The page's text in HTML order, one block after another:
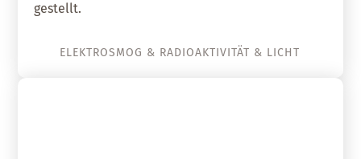
gestellt.
ELEKTROSMOG & RADIOAKTIVITÄT & LICHT